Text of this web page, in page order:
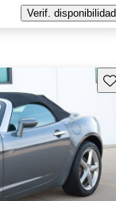
Verif. disponibilidad